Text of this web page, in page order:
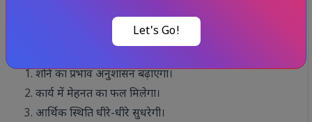
Let's Go!
शनि का प्रभाव अनुशासन बढ़ाएगा।
कार्य में मेहनत का फल मिलेगा।
आर्थिक स्थिति धीरे-धीरे सुधरेगी।